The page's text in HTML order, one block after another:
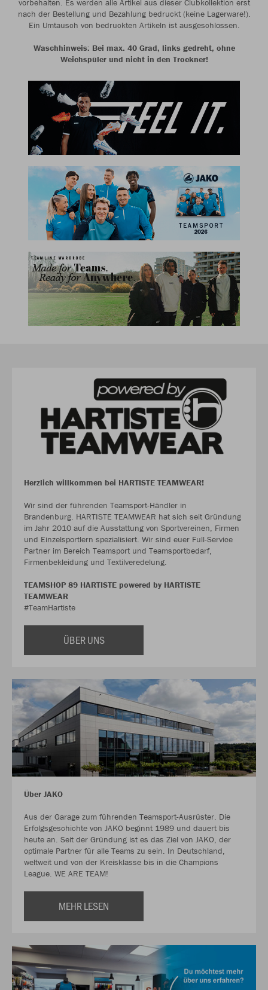
vorbehalten. Es werden alle Artikel aus dieser Clubkollektion erst
nach der Bestellung und Bezahlung bedruckt (keine Lagerware!).
Ein Umtausch von bedruckten Artikeln ist ausgeschlossen.
Waschhinweis: Bei max. 40 Grad, links gedreht, ohne
Weichspüler und nicht in den Trockner!
Herzlich willkommen bei HARTISTE TEAMWEAR!
Wir sind der führenden Teamsport-Händler in
Brandenburg. HARTISTE TEAMWEAR hat sich seit Gründung
im Jahr 2010 auf die Ausstattung von Sportvereinen, Firmen
und Einzelsportlern spezialisiert. Wir sind euer Full-Service
Partner im Bereich Teamsport und Teamsportbedarf,
Firmenbekleidung und Textilveredelung.
TEAMSHOP 89 HARTISTE powered by HARTISTE
TEAMWEAR
#TeamHartiste
ÜBER UNS
Über JAKO
Aus der Garage zum führenden Teamsport-Ausrüster. Die
Erfolgsgeschichte von JAKO beginnt 1989 und dauert bis
heute an. Seit der Gründung ist es das Ziel von JAKO, der
optimale Partner für alle Teams zu sein. In Deutschland,
weltweit und von der Kreisklasse bis in die Champions
League. WE ARE TEAM!
MEHR LESEN